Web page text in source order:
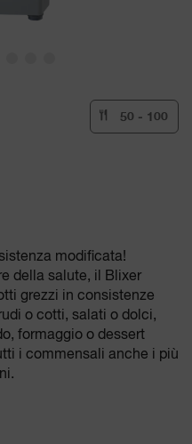
50 - 100
modificata!
della salute, il Blixer
grezzi in consistenze
o cotti, salati o dolci,
formaggio o dessert
i commensali anche i più